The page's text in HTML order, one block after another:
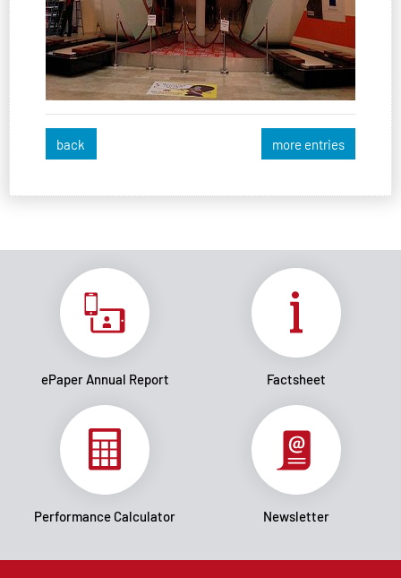
back more entries
ePaper Annual Report Factsheet
Performance Calculator Newsletter